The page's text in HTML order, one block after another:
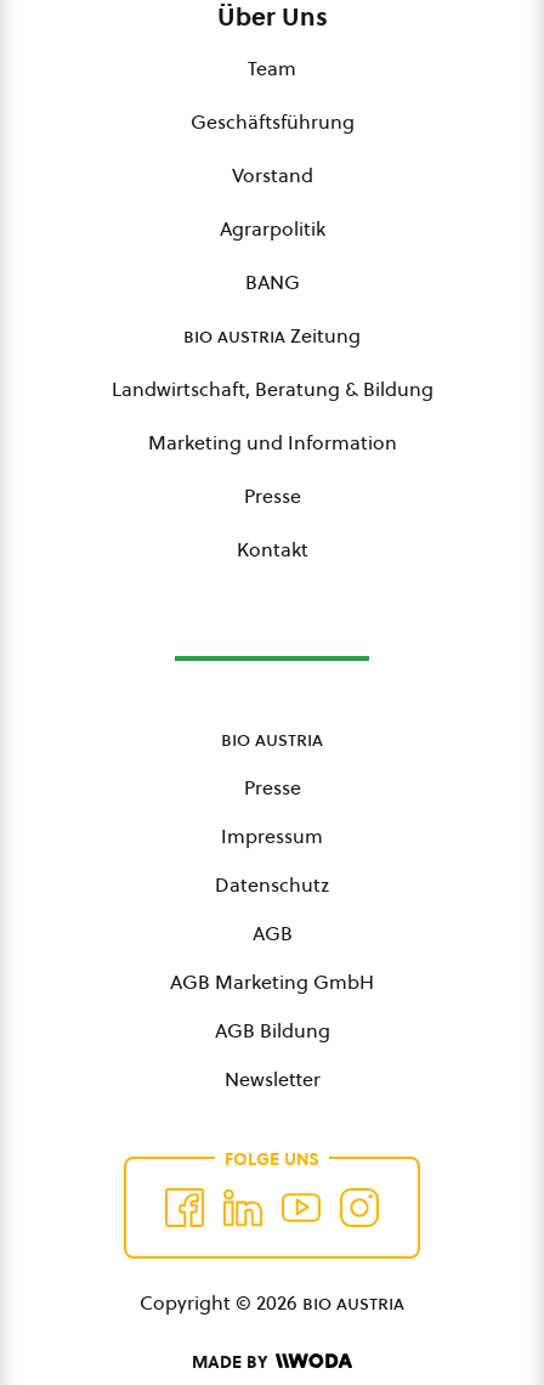
Über Uns
Team
Geschäftsführung
Vorstand
Agrarpolitik
BANG
bio austriaZeitung
Landwirtschaft, Beratung & Bildung
Marketing und Information
Presse
Kontakt
bio austria
Presse
Impressum
Datenschutz
AGB
AGB Marketing GmbH
AGB Bildung
Newsletter
FOLGE UNS
Copyright © 2026 bio austria
MADE BY